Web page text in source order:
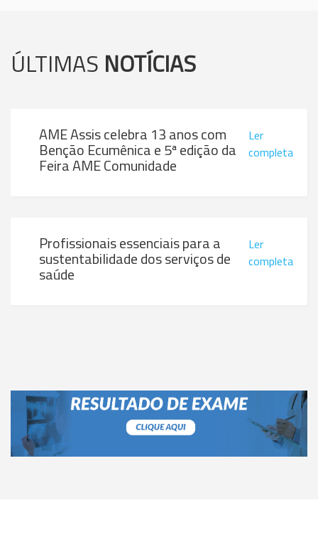
ÚLTIMAS NOTÍCIAS
AME Assis celebra 13 anos com
Benção Ecumênica e 5ª edição da
Feira AME Comunidade
Ler
completa
Profissionais essenciais para a
sustentabilidade dos serviços de
saúde
Ler
completa